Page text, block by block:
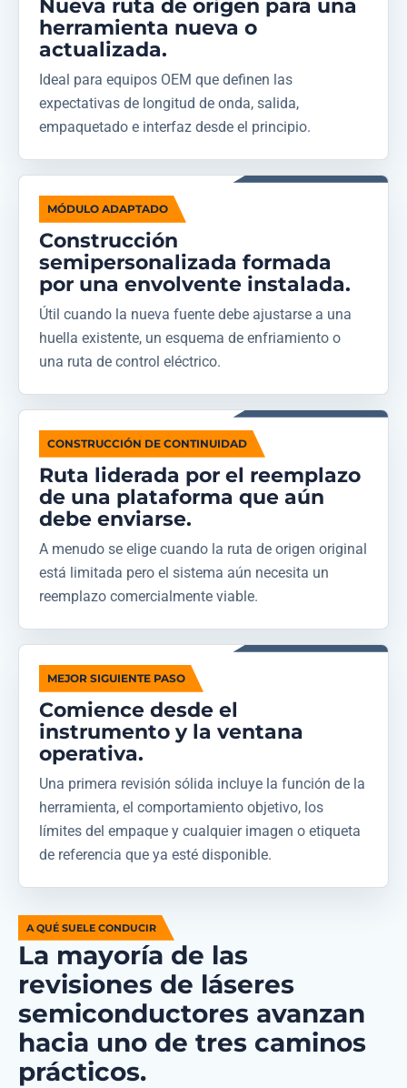
Nueva ruta de origen para una
herramienta nueva o
actualizada.
Ideal para equipos OEM que definen las
expectativas de longitud de onda, salida,
empaquetado e interfaz desde el principio.
MÓDULO ADAPTADO
Construcción
semipersonalizada formada
por una envolvente instalada.
Útil cuando la nueva fuente debe ajustarse a una
huella existente, un esquema de enfriamiento o
una ruta de control eléctrico.
CONSTRUCCIÓN DE CONTINUIDAD
Ruta liderada por el reemplazo
de una plataforma que aún
debe enviarse.
A menudo se elige cuando la ruta de origen original
está limitada pero el sistema aún necesita un
reemplazo comercialmente viable.
MEJOR SIGUIENTE PASO
Comience desde el
instrumento y la ventana
operativa.
Una primera revisión sólida incluye la función de la
herramienta, el comportamiento objetivo, los
límites del empaque y cualquier imagen o etiqueta
de referencia que ya esté disponible.
A QUÉ SUELE CONDUCIR
La mayoría de las
revisiones de láseres
semiconductores avanzan
hacia uno de tres caminos
prácticos.